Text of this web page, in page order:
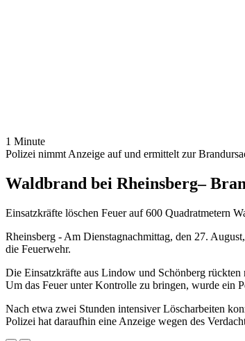
1 Minute
Polizei nimmt Anzeige auf und ermittelt zur
Waldbrand bei Rheinsberg–
Einsatzkräfte löschen Feuer auf 600 Quadratmetern
Rheinsberg - Am Dienstagnachmittag, den 27.
die Feuerwehr.
Die Einsatzkräfte aus Lindow und Schönberg
Um das Feuer unter Kontrolle zu bringen, wurde ein
Nach etwa zwei Stunden intensiver Löscharbeiten
Polizei hat daraufhin eine Anzeige wegen des